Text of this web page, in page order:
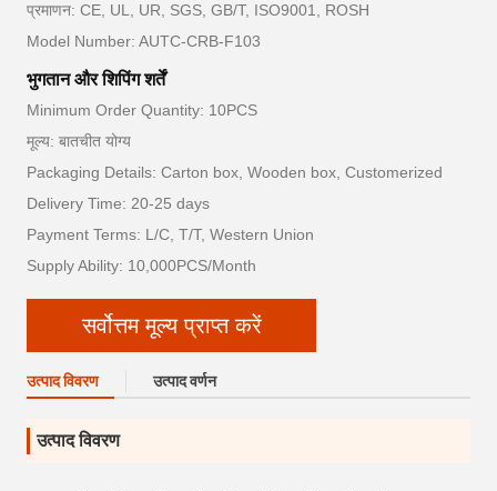
प्रमाणन: CE, UL, UR, SGS, GB/T, ISO9001, ROSH
Model Number: AUTC-CRB-F103
भुगतान और शिपिंग शर्तें
Minimum Order Quantity: 10PCS
मूल्य: बातचीत योग्य
Packaging Details: Carton box, Wooden box, Customerized
Delivery Time: 20-25 days
Payment Terms: L/C, T/T, Western Union
Supply Ability: 10,000PCS/Month
सर्वोत्तम मूल्य प्राप्त करें
उत्पाद विवरण उत्पाद वर्णन
उत्पाद विवरण